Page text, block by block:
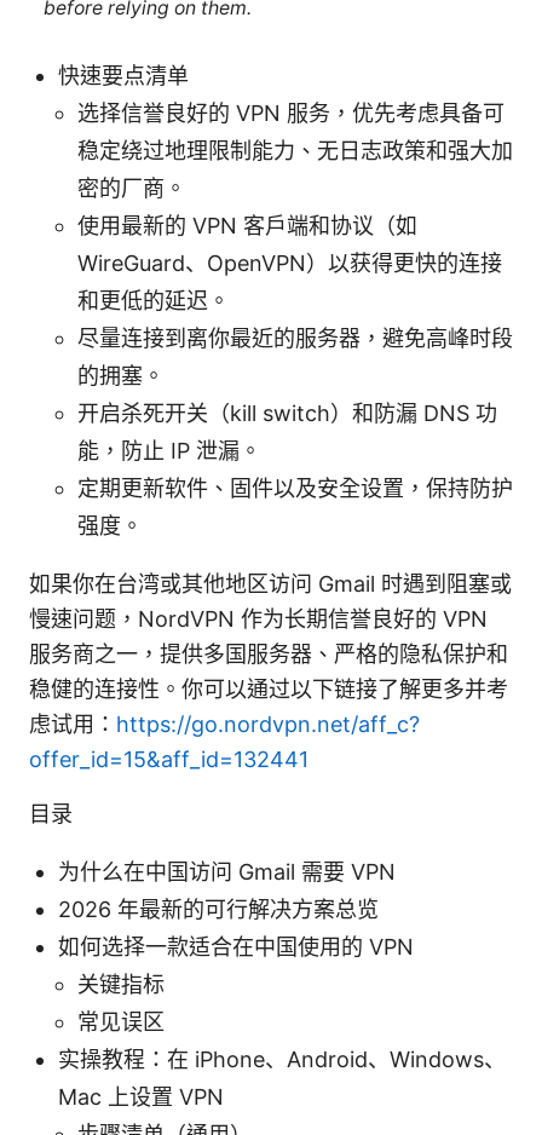
before relying on them.
快速要点清单
选择信誉良好的 VPN 服务，优先考虑具备可
稳定绕过地理限制能力、无日志政策和强大加
密的厂商。
使用最新的 VPN 客户端和协议（如
WireGuard、OpenVPN）以获得更快的连接
和更低的延迟。
尽量连接到离你最近的服务器，避免高峰时段
的拥塞。
开启杀死开关（kill switch）和防漏 DNS 功
能，防止 IP 泄漏。
定期更新软件、固件以及安全设置，保持防护
强度。
如果你在台湾或其他地区访问 Gmail 时遇到阻塞或
慢速问题，NordVPN 作为长期信誉良好的 VPN
服务商之一，提供多国服务器、严格的隐私保护和
稳健的连接性。你可以通过以下链接了解更多并考
虑试用： https://go.nordvpn.net/aff_c?
offer_id=15&aff_id=132441
目录
为什么在中国访问 Gmail 需要 VPN
2026 年最新的可行解决方案总览
如何选择一款适合在中国使用的 VPN
关键指标
常见误区
实操教程：在 iPhone、Android、Windows、
Mac 上设置 VPN